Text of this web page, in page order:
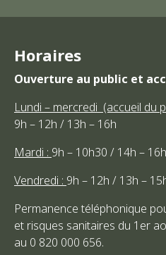
Horaires
Ouverture au public et
Lundi – mercredi (accueil du
9h – 12h / 13h – 16h
Mardi : 9h – 10h30 / 14h – 16h
Vendredi : 9h – 12h / 13h –
Permanence téléphonique
et risques sanitaires du 1er
au 0 820 000 656.